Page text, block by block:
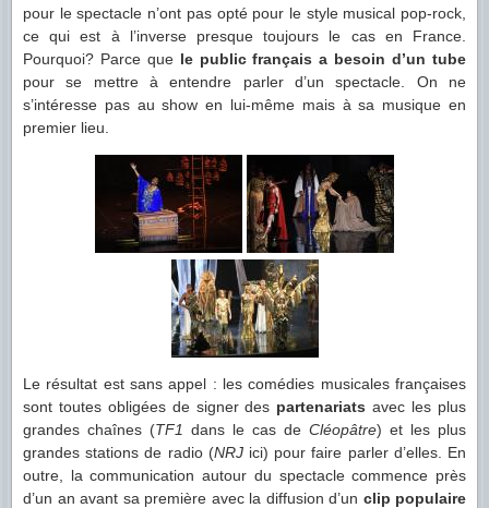
pour le spectacle n’ont pas opté pour le style musical pop-rock,
ce qui est à l’inverse presque toujours le cas en France.
Pourquoi? Parce que le public français a besoin d’un tube
pour se mettre à entendre parler d’un spectacle. On ne
s’intéresse pas au show en lui-même mais à sa musique en
premier lieu.
Le résultat est sans appel : les comédies musicales françaises
sont toutes obligées de signer des partenariats avec les plus
grandes chaînes (TF1 dans le cas de Cléopâtre) et les plus
grandes stations de radio (NRJici) pour faire parler d’elles. En
outre, la communication autour du spectacle commence près
d’un an avant sa première avec la diffusion d’un clip populaire